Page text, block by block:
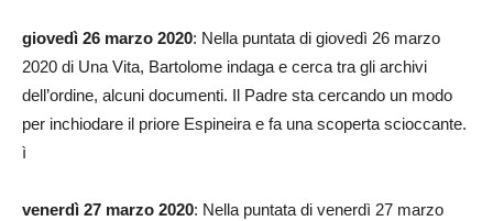
giovedì 26 marzo 2020: Nella puntata di giovedì 26 marzo
2020 di Una Vita, Bartolome indaga e cerca tra gli archivi
dell’ordine, alcuni documenti. Il Padre sta cercando un modo
per inchiodare il priore Espineira e fa una scoperta scioccante.
ì
venerdì 27 marzo 2020: Nella puntata di venerdì 27 marzo